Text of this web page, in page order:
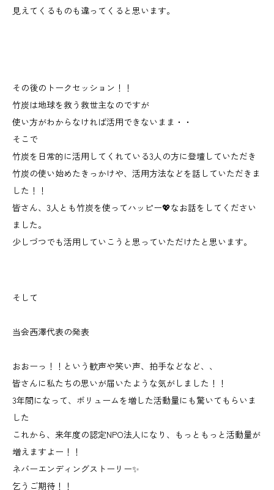
見えてくるものも違ってくると思います。
その後のトークセッション！！
竹炭は地球を救う救世主なのですが
使い方がわからなければ活用できないまま・・
そこで
竹炭を日常的に活用してくれている3人の方に登壇していただき
竹炭の使い始めたきっかけや、活用方法などを話していただきま
した！！
皆さん、3人とも竹炭を使ってハッピー💖なお話をしてください
ました。
少しづつでも活用していこうと思っていただけたと思います。
そして
当会西澤代表の発表
おおーっ！！という歓声や笑い声、拍手などなど、、
皆さんに私たちの思いが届いたような気がしました！！
3年間になって、ボリュームを増した活動量にも驚いてもらいま
した
これから、来年度の認定NPO法人になり、もっともっと活動量が
増えますよー！！
ネバーエンディングストーリー✨
乞うご期待！！